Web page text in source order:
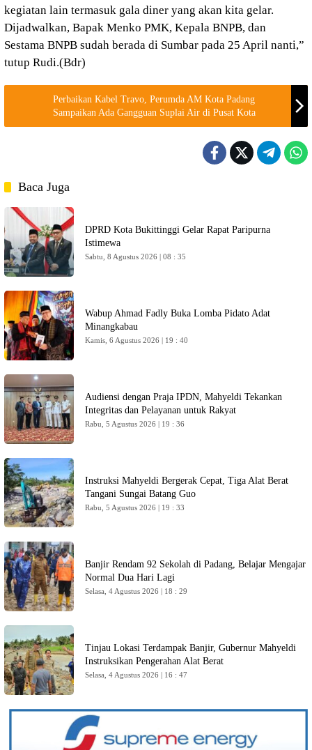
kegiatan lain termasuk gala diner yang akan kita gelar.
Dijadwalkan, Bapak Menko PMK, Kepala BNPB, dan
Sestama BNPB sudah berada di Sumbar pada 25 April nanti,”
tutup Rudi.(Bdr)
Perbaikan Kabel Travo, Perumda AM Kota Padang
Sampaikan Ada Gangguan Suplai Air di Pusat Kota
Baca Juga
DPRD Kota Bukittinggi Gelar Rapat Paripurna
Istimewa
Sabtu, 8 Agustus 2026 | 08 : 35
Wabup Ahmad Fadly Buka Lomba Pidato Adat
Minangkabau
Kamis, 6 Agustus 2026 | 19 : 40
Audiensi dengan Praja IPDN, Mahyeldi Tekankan
Integritas dan Pelayanan untuk Rakyat
Rabu, 5 Agustus 2026 | 19 : 36
Instruksi Mahyeldi Bergerak Cepat, Tiga Alat Berat
Tangani Sungai Batang Guo
Rabu, 5 Agustus 2026 | 19 : 33
Banjir Rendam 92 Sekolah di Padang, Belajar Mengajar
Normal Dua Hari Lagi
Selasa, 4 Agustus 2026 | 18 : 29
Tinjau Lokasi Terdampak Banjir, Gubernur Mahyeldi
Instruksikan Pengerahan Alat Berat
Selasa, 4 Agustus 2026 | 16 : 47